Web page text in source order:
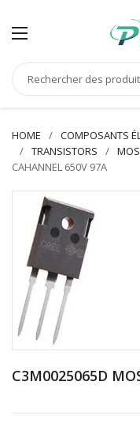
HOME COMPOSANTS
TRANSISTORS
CAHANNEL 650V 97A
C3M0025065D